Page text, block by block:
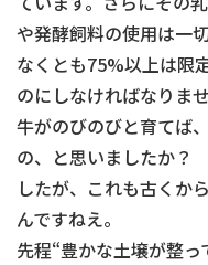
や発酵飼料の使用は一
なくとも75%以上は限
のにしなければなりませ
牛がのびのびと育てば
の、と思いましたか
したが、これも古くか
んですねえ。
先程“豊かな土壌が整